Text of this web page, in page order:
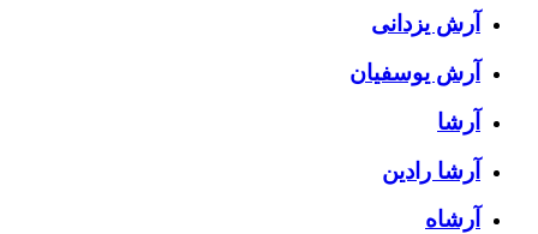
آرش یزدانی
آرش یوسفیان
آرشا
آرشا رادین
آرشاه